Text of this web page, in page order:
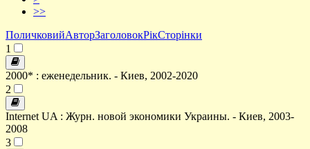
>>
ПоличковийАвторЗаголовокРікСторінки
1
2000* : еженедельник. - Киев, 2002-2020
2
Internet UA : Журн. новой экономики Украины. - Киев, 2003-
2008
3